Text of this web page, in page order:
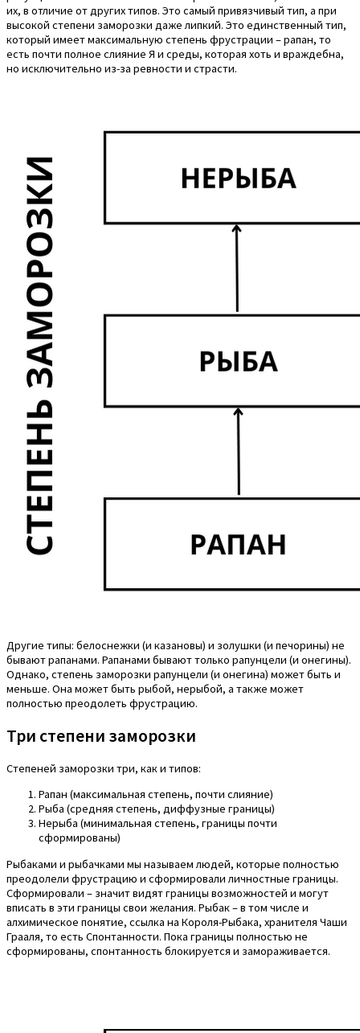
их, в отличие от других типов. Это самый привязчивый тип, а при
высокой степени заморозки даже липкий. Это единственный тип,
который имеет максимальную степень фрустрации – рапан, то
есть почти полное слияние Я и среды, которая хоть и враждебна,
но исключительно из-за ревности и страсти.
Другие типы: белоснежки (и казановы) и золушки (и печорины) не
бывают рапанами. Рапанами бывают только рапунцели (и онегины).
Однако, степень заморозки рапунцели (и онегина) может быть и
меньше. Она может быть рыбой, нерыбой, а также может
полностью преодолеть фрустрацию.
Три степени заморозки
Степеней заморозки три, как и типов:
Рапан (максимальная степень, почти слияние)
Рыба (средняя степень, диффузные границы)
Нерыба (минимальная степень, границы почти
сформированы)
Рыбаками и рыбачками мы называем людей, которые полностью
преодолели фрустрацию и сформировали личностные границы.
Сформировали – значит видят границы возможностей и могут
вписать в эти границы свои желания. Рыбак – в том числе и
алхимическое понятие, ссылка на Короля-Рыбака, хранителя Чаши
Грааля, то есть Спонтанности. Пока границы полностью не
сформированы, спонтанность блокируется и замораживается.